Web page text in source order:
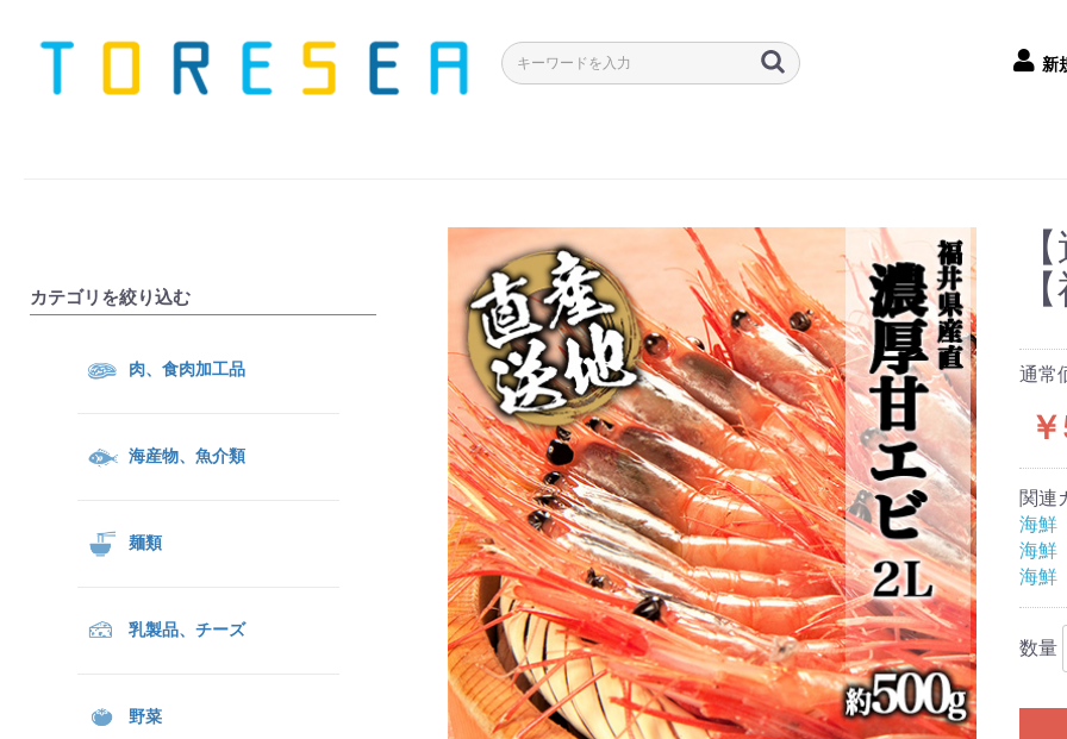
新
カテゴリを絞り込む
肉、食肉加工品
海産物、魚介類
麺類
乳製品、チーズ
野菜
通常
関連
海鮮
海鮮
海鮮
数量